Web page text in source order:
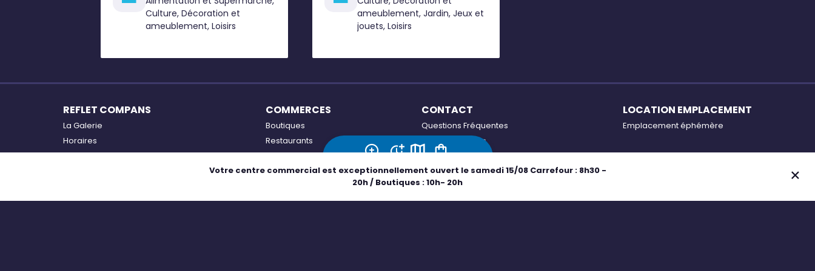
AdresseHorairesPlanBoutiques
Votre centre commercial est exceptionnellement ouvert le samedi 15/08 Carrefour : 8h30 -
20h / Boutiques : 10h- 20h
Culture, Décoration et
ameublement, Loisirs
ameublement, Jardin, Jeux et
jouets, Loisirs
REFLET COMPANS
La Galerie
Horaires
Services
Actualités
COMMERCES
Boutiques
Restaurants
Loisirs
Bons plans
CONTACT
Questions Fréquentes
Contactez-nous
Accessibilité : non conforme
LOCATION EMPLACEMENT
Emplacement éphémère